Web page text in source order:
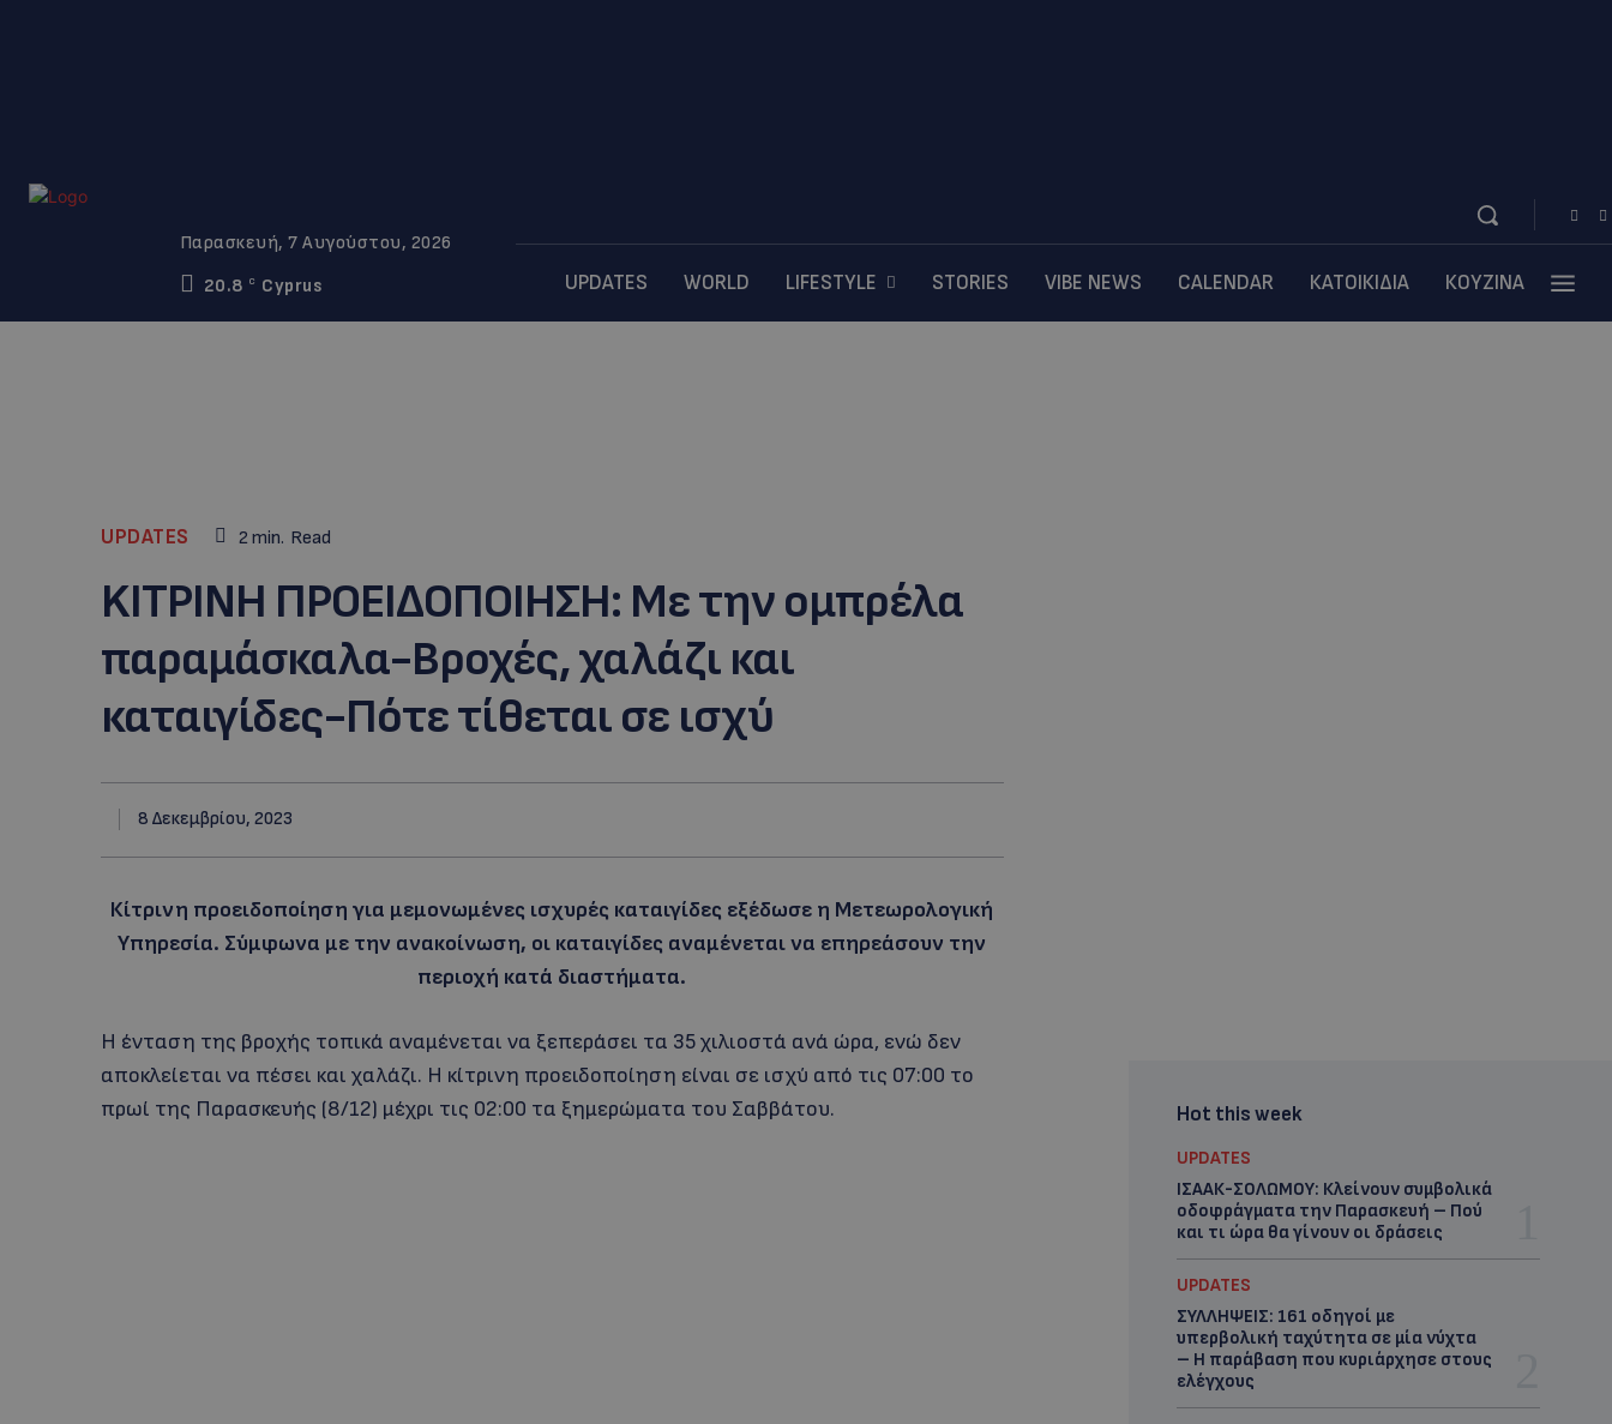
Παρασκευή, 7 Αυγούστου, 2026
20.8
C Cyprus UPDATES WORLD LIFESTYLE STORIES VIBE NEWS CALENDAR ΚΑΤΟΙΚΙΔΙΑ ΚΟΥΖΙΝΑ
UPDATES 2 min. Read
KITΡΙΝΗ ΠΡΟΕΙΔΟΠΟΙΗΣΗ: Mε την ομπρέλα
παραμάσκαλα-Βροχές, χαλάζι και
καταιγίδες-Πότε τίθεται σε ισχύ
8 Δεκεμβρίου, 2023
Κίτρινη προειδοποίηση για μεμονωμένες ισχυρές καταιγίδες εξέδωσε η Μετεωρολογική
Υπηρεσία. Σύμφωνα με την ανακοίνωση, οι καταιγίδες αναμένεται να επηρεάσουν την
περιοχή κατά διαστήματα.
Η ένταση της βροχής τοπικά αναμένεται να ξεπεράσει τα 35 χιλιοστά ανά ώρα, ενώ δεν
αποκλείεται να πέσει και χαλάζι. Η κίτρινη προειδοποίηση είναι σε ισχύ από τις 07:00 το
πρωί της Παρασκευής (8/12) μέχρι τις 02:00 τα ξημερώματα του Σαββάτου.
Hot this week
UPDATES
ΙΣΑΑΚ-ΣΟΛΩΜΟΥ: Κλείνουν συμβολικά
οδοφράγματα την Παρασκευή – Πού
και τι ώρα θα γίνουν οι δράσεις
UPDATES
ΣΥΛΛΗΨΕΙΣ: 161 οδηγοί με
υπερβολική ταχύτητα σε μία νύχτα
– Η παράβαση που κυριάρχησε στους
ελέγχους